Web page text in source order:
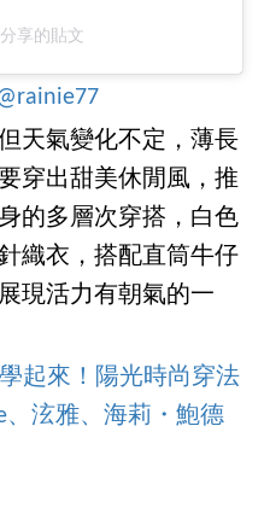
享的貼文
天氣變化不定，薄長
穿出甜美休閒風，推
的多層次穿搭，白色
織衣，搭配直筒牛仔
現活力有朝氣的一
起來！陽光時尚穿法
、泫雅、海莉・鮑德